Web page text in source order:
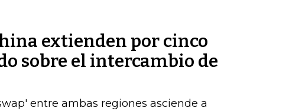
extienden por cinco
sobre el intercambio de
entre ambas regiones asciende a